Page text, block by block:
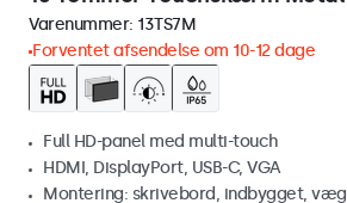
Varenummer: 13TS7M
Forventet afsendelse om 10-12 dage
Full HD-panel med multi-touch
HDMI, DisplayPort, USB-C, VGA
Montering: skrivebord, indbygget, væg